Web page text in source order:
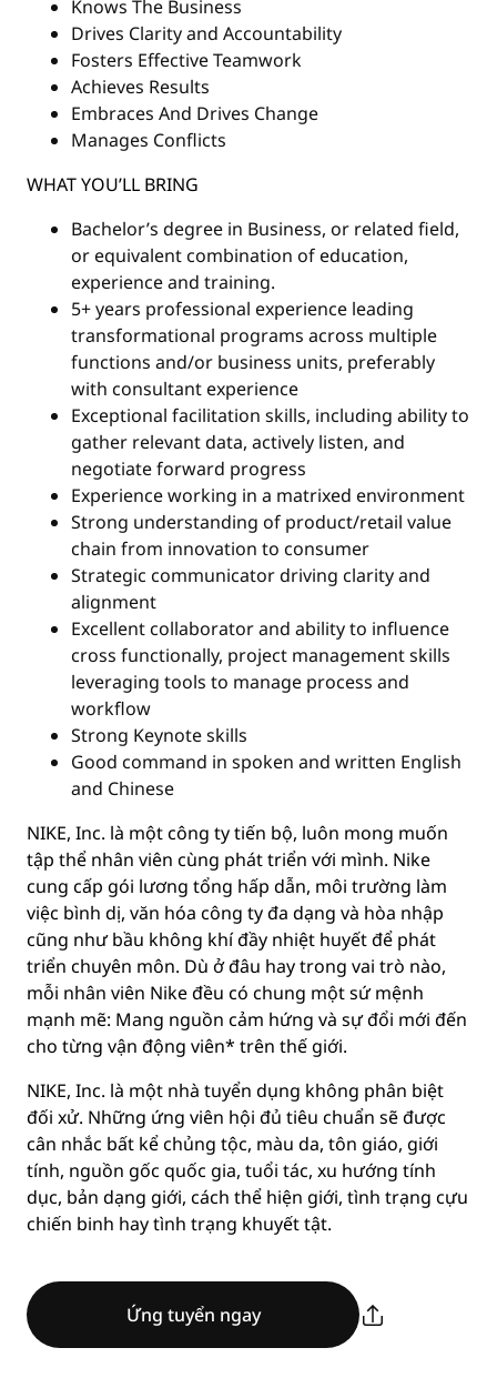
Knows The Business
Drives Clarity and Accountability
Fosters Effective Teamwork
Achieves Results
Embraces And Drives Change
Manages Conflicts
WHAT YOU’LL BRING
Bachelor’s degree in Business, or related field,
or equivalent combination of education,
experience and training.
5+ years professional experience leading
transformational programs across multiple
functions and/or business units, preferably
with consultant experience
Exceptional facilitation skills, including ability to
gather relevant data, actively listen, and
negotiate forward progress
Experience working in a matrixed environment
Strong understanding of product/retail value
chain from innovation to consumer
Strategic communicator driving clarity and
alignment
Excellent collaborator and ability to influence
cross functionally, project management skills
leveraging tools to manage process and
workflow
Strong Keynote skills
Good command in spoken and written English
and Chinese
NIKE, Inc. là một công ty tiến bộ, luôn mong muốn
tập thể nhân viên cùng phát triển với mình. Nike
cung cấp gói lương tổng hấp dẫn, môi trường làm
việc bình dị, văn hóa công ty đa dạng và hòa nhập
cũng như bầu không khí đầy nhiệt huyết để phát
triển chuyên môn. Dù ở đâu hay trong vai trò nào,
mỗi nhân viên Nike đều có chung một sứ mệnh
mạnh mẽ: Mang nguồn cảm hứng và sự đổi mới đến
cho từng vận động viên* trên thế giới.
NIKE, Inc. là một nhà tuyển dụng không phân biệt
đối xử. Những ứng viên hội đủ tiêu chuẩn sẽ được
cân nhắc bất kể chủng tộc, màu da, tôn giáo, giới
tính, nguồn gốc quốc gia, tuổi tác, xu hướng tính
dục, bản dạng giới, cách thể hiện giới, tình trạng cựu
chiến binh hay tình trạng khuyết tật.
Ứng tuyển ngay